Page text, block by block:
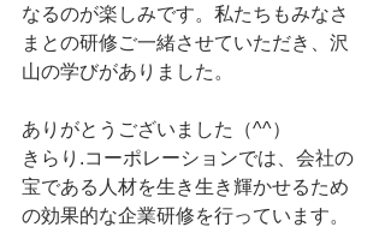
なるのが楽しみです。私たちもみなさ
まとの研修ご一緒させていただき、沢
山の学びがありました。
ありがとうございました（^^）
きらり.コーポレーションでは、会社の
宝である人材を生き生き輝かせるため
の効果的な企業研修を行っています。